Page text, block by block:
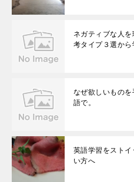
ネガティブな人
考タイプ３選か
なぜ欲しいもの
語で。
英語学習をスト
い方へ